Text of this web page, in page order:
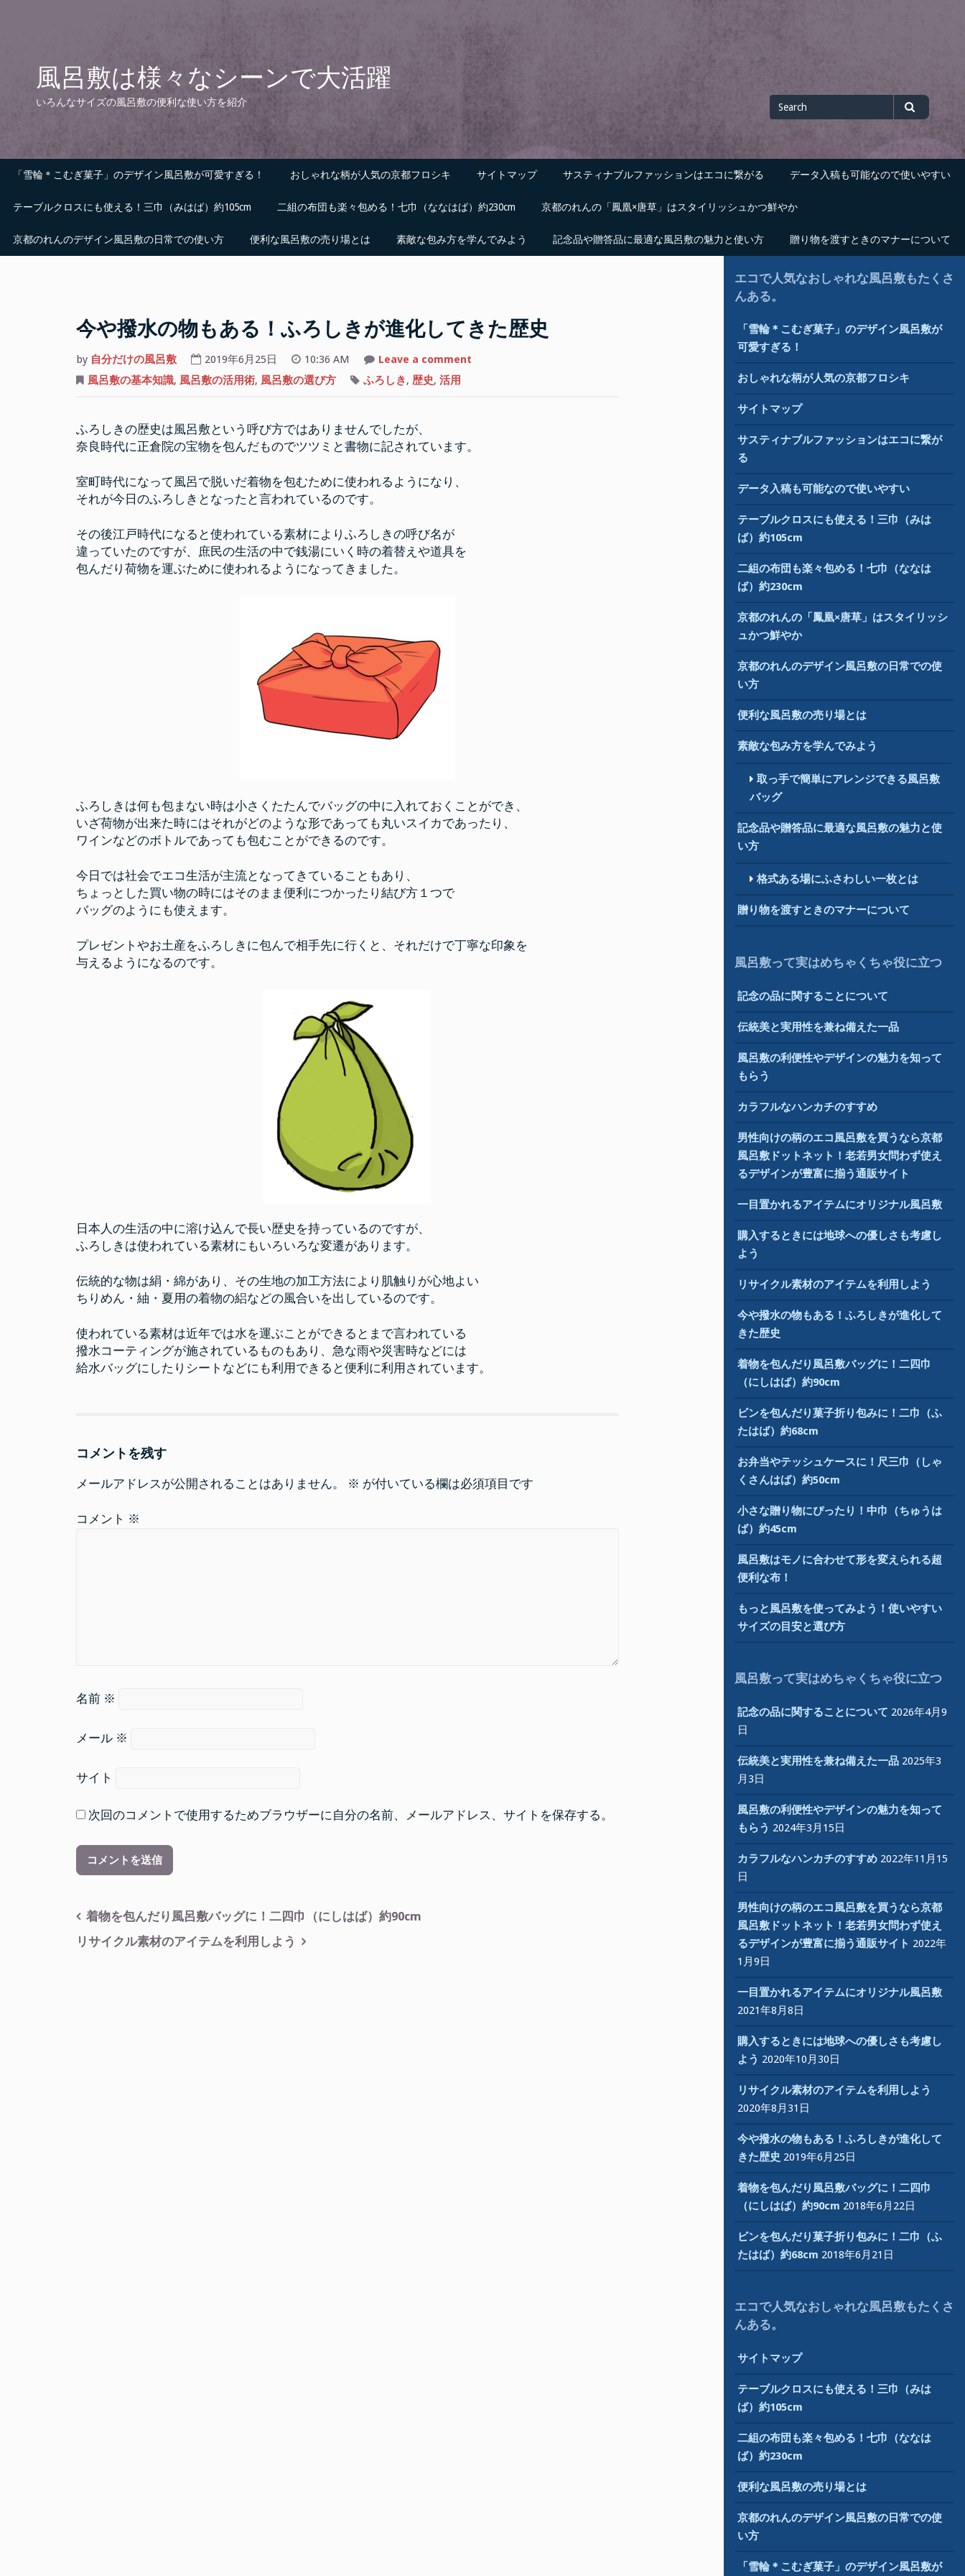
風呂敷は様々なシーンで大活躍
いろんなサイズの風呂敷の便利な使い方を紹介
Search
for
「雪輪＊こむぎ菓子」のデザイン風呂敷が可愛すぎる！ おしゃれな柄が人気の京都フロシキ サイトマップ サスティナブルファッションはエコに繋がる データ入稿も可能なので使いやすい
テーブルクロスにも使える！三巾（みはば）約105cm 二組の布団も楽々包める！七巾（ななはば）約230cm 京都のれんの「鳳凰×唐草」はスタイリッシュかつ鮮やか
京都のれんのデザイン風呂敷の日常での使い方 便利な風呂敷の売り場とは 素敵な包み方を学んでみよう 記念品や贈答品に最適な風呂敷の魅力と使い方 贈り物を渡すときのマナーについて
今や撥水の物もある！ふろしきが進化してきた歴史
by 自分だけの風呂敷 2019年6月25日 10:36 AM Leave a commenton
る！
風呂敷の基本知識, 風呂敷の活用術, 風呂敷の選び方 ふろしき, 歴史, 活用
ふろしきの歴史は風呂敷という呼び方ではありませんでしたが、
奈良時代に正倉院の宝物を包んだものでツツミと書物に記されています。
室町時代になって風呂で脱いだ着物を包むために使われるようになり、
それが今日のふろしきとなったと言われているのです。
その後江戸時代になると使われている素材によりふろしきの呼び名が
違っていたのですが、庶民の生活の中で銭湯にいく時の着替えや道具を
包んだり荷物を運ぶために使われるようになってきました。
ふろしきは何も包まない時は小さくたたんでバッグの中に入れておくことができ、
いざ荷物が出来た時にはそれがどのような形であっても丸いスイカであったり、
ワインなどのボトルであっても包むことができるのです。
今日では社会でエコ生活が主流となってきていることもあり、
ちょっとした買い物の時にはそのまま便利につかったり結び方１つで
バッグのようにも使えます。
プレゼントやお土産をふろしきに包んで相手先に行くと、それだけで丁寧な印象を
与えるようになるのです。
日本人の生活の中に溶け込んで長い歴史を持っているのですが、
ふろしきは使われている素材にもいろいろな変遷があります。
伝統的な物は絹・綿があり、その生地の加工方法により肌触りが心地よい
ちりめん・紬・夏用の着物の絽などの風合いを出しているのです。
使われている素材は近年では水を運ぶことができるとまで言われている
撥水コーティングが施されているものもあり、急な雨や災害時などには
給水バッグにしたりシートなどにも利用できると便利に利用されています。
コメントを残す
メールアドレスが公開されることはありません。 ※ が付いている欄は必須項目です
コメント ※
名前 ※
メール ※
サイト
次回のコメントで使用するためブラウザーに自分の名前、メールアドレス、サイトを保存する。
投
稿
着物を包んだり風呂敷バッグに！二四巾（にしはば）約90cm
リサイクル素材のアイテムを利用しよう
エコで人気なおしゃれな風呂敷もたくさ
んある。
「雪輪＊こむぎ菓子」のデザイン風呂敷が
可愛すぎる！
おしゃれな柄が人気の京都フロシキ
サイトマップ
サスティナブルファッションはエコに繋が
る
データ入稿も可能なので使いやすい
テーブルクロスにも使える！三巾（みは
ば）約105cm
二組の布団も楽々包める！七巾（ななは
ば）約230cm
京都のれんの「鳳凰×唐草」はスタイリッシ
ュかつ鮮やか
京都のれんのデザイン風呂敷の日常での使
い方
便利な風呂敷の売り場とは
素敵な包み方を学んでみよう
取っ手で簡単にアレンジできる風呂敷
バッグ
記念品や贈答品に最適な風呂敷の魅力と使
い方
格式ある場にふさわしい一枚とは
贈り物を渡すときのマナーについて
風呂敷って実はめちゃくちゃ役に立つ
記念の品に関することについて
伝統美と実用性を兼ね備えた一品
風呂敷の利便性やデザインの魅力を知って
もらう
カラフルなハンカチのすすめ
男性向けの柄のエコ風呂敷を買うなら京都
風呂敷ドットネット！老若男女問わず使え
るデザインが豊富に揃う通販サイト
一目置かれるアイテムにオリジナル風呂敷
購入するときには地球への優しさも考慮し
よう
リサイクル素材のアイテムを利用しよう
今や撥水の物もある！ふろしきが進化して
きた歴史
着物を包んだり風呂敷バッグに！二四巾
（にしはば）約90cm
ビンを包んだり菓子折り包みに！二巾（ふ
たはば）約68cm
お弁当やテッシュケースに！尺三巾（しゃ
くさんはば）約50cm
小さな贈り物にぴったり！中巾（ちゅうは
ば）約45cm
風呂敷はモノに合わせて形を変えられる超
便利な布！
もっと風呂敷を使ってみよう！使いやすい
サイズの目安と選び方
風呂敷って実はめちゃくちゃ役に立つ
記念の品に関することについて 2026年4月9
日
伝統美と実用性を兼ね備えた一品 2025年3
月3日
風呂敷の利便性やデザインの魅力を知って
もらう 2024年3月15日
カラフルなハンカチのすすめ 2022年11月15
日
男性向けの柄のエコ風呂敷を買うなら京都
風呂敷ドットネット！老若男女問わず使え
るデザインが豊富に揃う通販サイト 2022年
1月9日
一目置かれるアイテムにオリジナル風呂敷
2021年8月8日
購入するときには地球への優しさも考慮し
よう 2020年10月30日
リサイクル素材のアイテムを利用しよう
2020年8月31日
今や撥水の物もある！ふろしきが進化して
きた歴史 2019年6月25日
着物を包んだり風呂敷バッグに！二四巾
（にしはば）約90cm 2018年6月22日
ビンを包んだり菓子折り包みに！二巾（ふ
たはば）約68cm 2018年6月21日
エコで人気なおしゃれな風呂敷もたくさ
んある。
サイトマップ
テーブルクロスにも使える！三巾（みは
ば）約105cm
二組の布団も楽々包める！七巾（ななは
ば）約230cm
便利な風呂敷の売り場とは
京都のれんのデザイン風呂敷の日常での使
い方
「雪輪＊こむぎ菓子」のデザイン風呂敷が